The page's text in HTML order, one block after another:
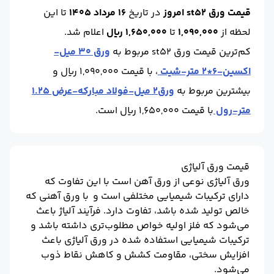
برند کارخانه :
فولاد اکسین آلیاژ : ST52 قیمت ورق st52 امروز در تاریخ 16 مرداد 1405
تا این
لحظه از1,090,000 تا 1,650,000 ریال
اعلام شد.
کم‌ترین قیمت ورق st52 مربوط به
ورق 30 میل-
اکسین-6*2 متر-شیت
، با قیمت 1,090,000 ریال و
بیشترین مربوط به
ورق2 میل-فولاد مبارکه-عرض 1.25
متر-رولبا قیمت 1,650,000 ریال است.
قیمت ورق آلیاژی
ورق آلیاژی نوعی از ورق آهن است با این تفاوت که
دارای ترکیبات شیمیایی مختلفی است و با ورق آهنی که
خالص تولید شده باشد، تفاوت دارد. فرآیند آلیاژ باعث
می‌‌شود که فلز اولیه خواص مطلوب‌تری داشته باشد و
ترکیبات شیمیایی استفاده شده در ورق آلیاژی باعث
افزایش سختی، مقاومت کشش و کاهش نقاط ذوب
می‌شود.